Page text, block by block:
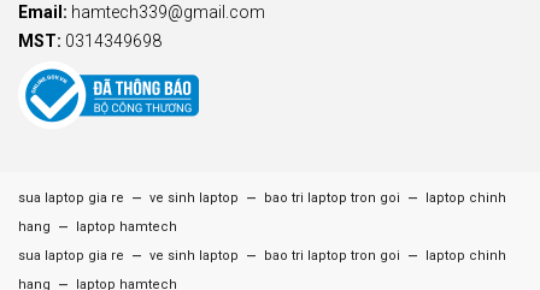
Email: hamtech339@gmail.com
MST: 0314349698
sua laptop gia re – ve sinh laptop – bao tri laptop tron goi –
laptop chinh
hang
–
laptop hamtech
sua laptop gia re
– ve sinh laptop – bao tri laptop tron goi –
laptop chinh
hang
– laptop hamtech